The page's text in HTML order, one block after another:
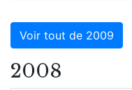
Voir tout de 2009
2008